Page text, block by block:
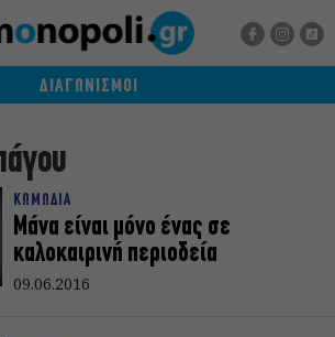
ΔΙΑΓΩΝΙΣΜΟΙ
ΚΩΜΩΔΙΑ
Μάνα είναι μόνο ένας σε
καλοκαιρινή περιοδεία
09.06.2016